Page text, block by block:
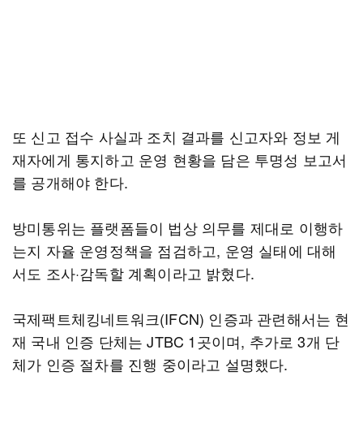
또 신고 접수 사실과 조치 결과를 신고자와 정보 게
재자에게 통지하고 운영 현황을 담은 투명성 보고서
를 공개해야 한다.
방미통위는 플랫폼들이 법상 의무를 제대로 이행하
는지 자율 운영정책을 점검하고, 운영 실태에 대해
서도 조사·감독할 계획이라고 밝혔다.
국제팩트체킹네트워크(IFCN) 인증과 관련해서는 현
재 국내 인증 단체는 JTBC 1곳이며, 추가로 3개 단
체가 인증 절차를 진행 중이라고 설명했다.